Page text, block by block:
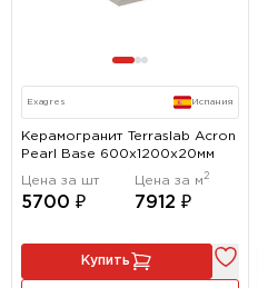
Exagres Испания
Керамогранит Terraslab Acron
Pearl Base 600x1200х20мм
Цена за шт
5700 ₽
Цена за м 2
7912 ₽
Купить